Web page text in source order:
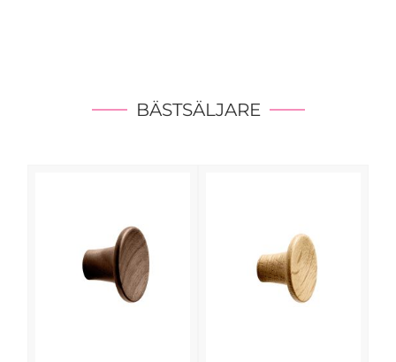
BÄSTSÄLJARE